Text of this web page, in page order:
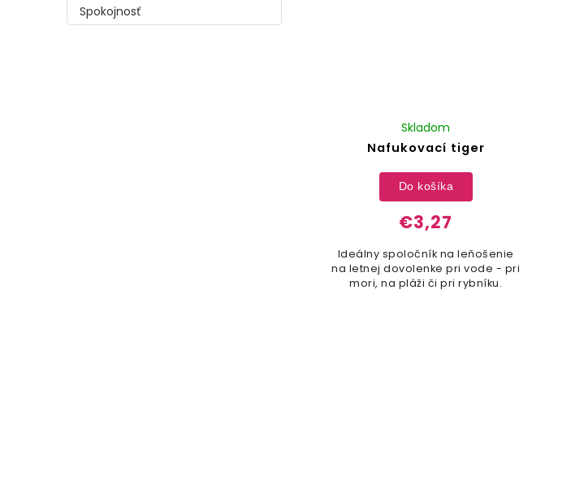
Spokojnosť
Nafukovací tiger
Skladom
€3,27
Do košíka
Ideálny spoločník na leňošenie
na letnej dovolenke pri vode - pri
mori, na pláži či pri rybníku.